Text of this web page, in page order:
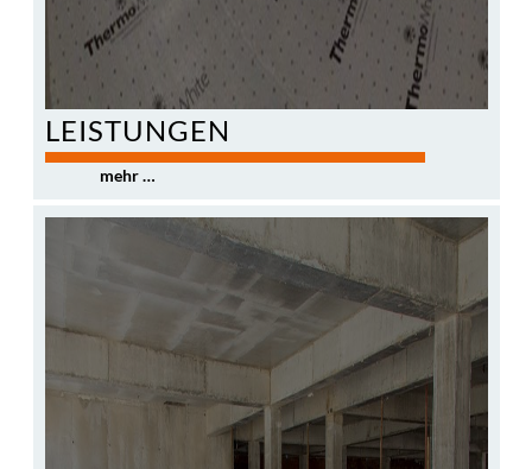
LEISTUNGEN
mehr …